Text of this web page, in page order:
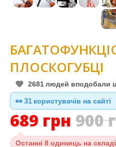
ПЛОСКОГУБЦІ
2681 людей вподобали
👀31 користувачів на сайті
689 грн 900
Останні 8 одиниць на складі